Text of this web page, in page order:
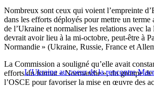
Nombreux sont ceux qui voient l’empreinte
dans les efforts déployés pour mettre un terme
de l’Ukraine et normaliser les relations avec
devrait avoir lieu à la mi-octobre, peut-être à
Normandie » (Ukraine, Russie, France et
L’Ukraine au coeur de la rencontre
La Commission a souligné qu’elle avait
efforts du format « Normandie », du groupe
l’OSCE pour favoriser la mise en œuvre des